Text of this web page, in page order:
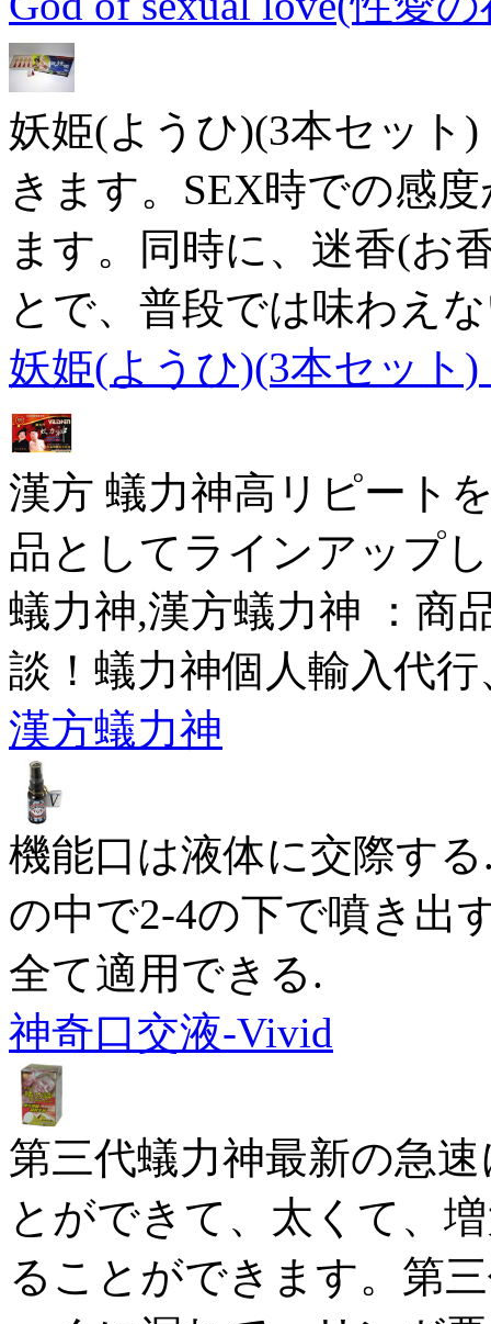
妖姫(ようひ)(3本セット
きます。SEX時での感
ます。同時に、迷香(お
とで、普段では味わえ
妖姫(ようひ)(3本セット
漢方 蟻力神高リピート
品としてラインアップ
蟻力神,漢方蟻力神 ：商
談！蟻力神個人輸入代
漢方蟻力神
機能口は液体に交際す
の中で2-4の下で噴き出
全て適用できる.
神奇口交液-Vivid
第三代蟻力神最新の急
とができて、太くて、
ることができます。第